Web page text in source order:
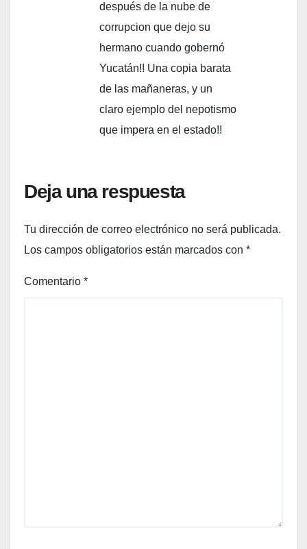
después de la nube de
corrupcion que dejo su
hermano cuando gobernó
Yucatán!! Una copia barata
de las mañaneras, y un
claro ejemplo del nepotismo
que impera en el estado!!
Deja una respuesta
Tu dirección de correo electrónico no será publicada.
Los campos obligatorios están marcados con *
Comentario *